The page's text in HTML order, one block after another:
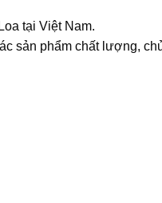
tại Việt Nam.
sản phẩm chất lượng,